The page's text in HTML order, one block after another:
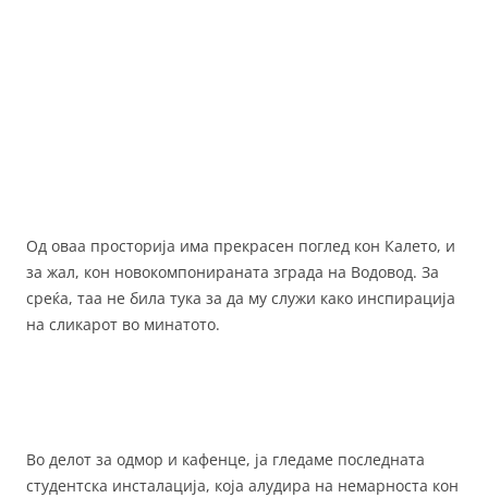
Од оваа просторија има прекрасен поглед кон Калето, и
за жал, кон новокомпонираната зграда на Водовод. За
среќа, таа не била тука за да му служи како инспирација
на сликарот во минатото.
Во делот за одмор и кафенце, ја гледаме последната
студентска инсталација, која алудира на немарноста кон